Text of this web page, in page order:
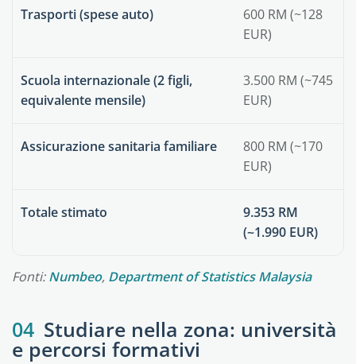
Trasporti (spese auto)
600 RM (~128
EUR)
Scuola internazionale (2 figli,
equivalente mensile)
3.500 RM (~745
EUR)
Assicurazione sanitaria familiare
800 RM (~170
EUR)
Totale stimato
9.353 RM
(~1.990 EUR)
Fonti:Numbeo, Department of Statistics Malaysia
04 Studiare nella zona: università
e percorsi formativi